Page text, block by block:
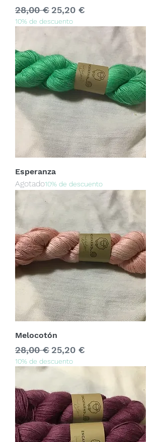
Precio
28,00 € Precio de oferta
25,20 €
10% de descuento
Esperanza
Agotado10% de descuento
Melocotón
Precio
28,00 € Precio de oferta
25,20 €
10% de descuento